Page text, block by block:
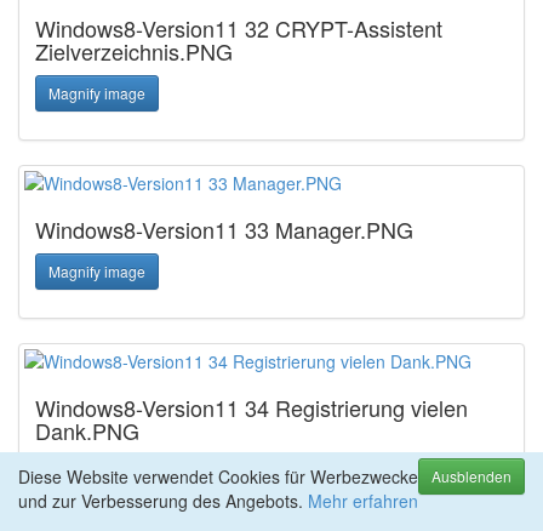
Windows8-Version11 32 CRYPT-Assistent
Zielverzeichnis.PNG
Magnify image
Windows8-Version11 33 Manager.PNG
Magnify image
Windows8-Version11 34 Registrierung vielen
Dank.PNG
Magnify image Ausblenden
Diese Website verwendet Cookies für Werbezwecke
und zur Verbesserung des Angebots. Mehr erfahren